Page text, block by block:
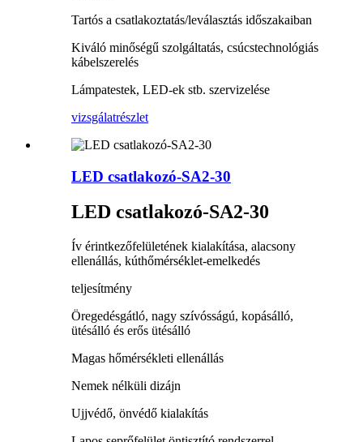
Tartós a csatlakoztatás/leválasztás időszakaiban
Kiváló minőségű szolgáltatás, csúcstechnológiás
kábelszerelés
Lámpatestek, LED-ek stb. szervizelése
vizsgálatrészlet
LED csatlakozó-SA2-30
LED csatlakozó-SA2-30
Ív érintkezőfelületének kialakítása, alacsony
ellenállás, kúthőmérséklet-emelkedés
teljesítmény
Öregedésgátló, nagy szívósságú, kopásálló,
ütésálló és erős ütésálló
Magas hőmérsékleti ellenállás
Nemek nélküli dizájn
Ujjvédő, önvédő kialakítás